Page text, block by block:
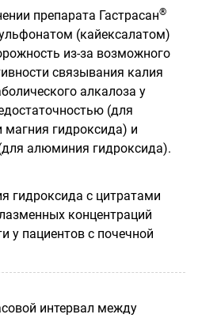
препарата Гастрасан®
(кайексалатом)
из-за возможного
связывания калия
алкалоза у
(для
гидроксида) и
алюминия гидроксида).
гидроксида с цитратами
концентраций
у пациентов с почечной
интервал между